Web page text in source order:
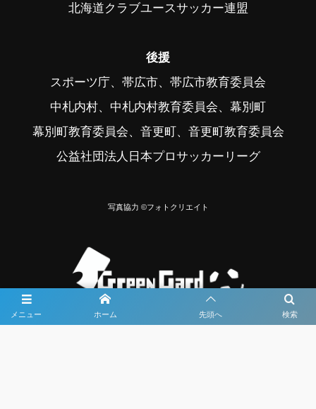
メニュー 検索
ホーム 先頭へ
北海道クラブユースサッカー連盟
後援
スポーツ庁、帯広市、帯広市教育委員会
中札内村、中札内村教育委員会、幕別町
幕別町教育委員会、音更町、音更町教育委員会
公益社団法人日本プロサッカーリーグ
写真協力 ©フォトクリエイト